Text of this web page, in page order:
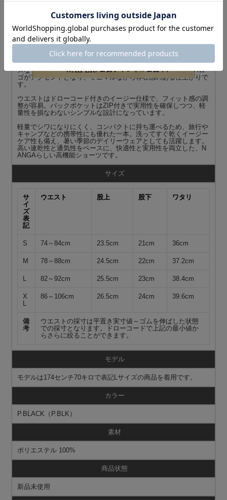
『DotAir® (ドットエア)』は、特殊なメッシュ生地で、透けない
のに高い通気性と軽量さを実現した超画期的な素材。汗を素早く
吸収し、素早く乾くので、夏場特有の肌へのベタつきを感じさせ
ない高機能素材です。
風が通り抜ける軽やかな穿き心地が特徴。ストレッチ性も備えて
おり、日常使いからアウトドアやアクティブなシーンまでストレ
スなく対応します。シンプルなルックスにさりげないNANGAロ
ゴがアクセントとなり、ミニマルながら存在感のある仕上がりで
す。
ウエストはドローコード付きのイージー仕様で、フィット感の調
整が容易。バックポケットはZIP付きで実用性を確保しつつ、軽
量性を損なわないシンプルな設計になっています。
軽量でシワになりにくく、コンパクトに持ち運べるため、旅行や
キャンプなどの携帯性にも優れた一本。洗ってすぐ乾くイージー
ケア性も備え、暑い季節のデイリーウェアとしても活躍します。
高い速乾性と通気性をベースに、快適性と実用性を両立した、N
ANGAらしい高機能ショーツです。
サイズ
サ
イ
ズ
表
記
ウエスト 股上 股下 ワタリ
S 74～84cm 23.5cm 21cm 36cm
M 78～88cm 24.5cm 22cm 37.2cm
82～92cm 25.5cm 23cm 38.4cm
X
86～106cm 26.5cm 24cm 39.6cm
備
考
ウエストの採寸は平置き実寸値～ゴムを伸ばした状態
での採寸となります。ドローコードで上記の最小値か
らさらに絞ることができます。
モデル
モデルは174センチ70キロで表記Lサイズの商品を着用です。
カラー
P.BLACK（P.BLK）
素材
ポリエステル 100%
商品状態
新品未使用